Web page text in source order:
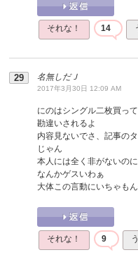
それな！ 14
名無しだＪ
2017年3月30日 12:09 AM
にのはシングル二枚買っ
勘違いされるよ
内容見ないでさ、記事の
じゃん
本人には全く非がないのに
なんかゲスいわぁ
大体この言動にいちゃも
それな！ 9